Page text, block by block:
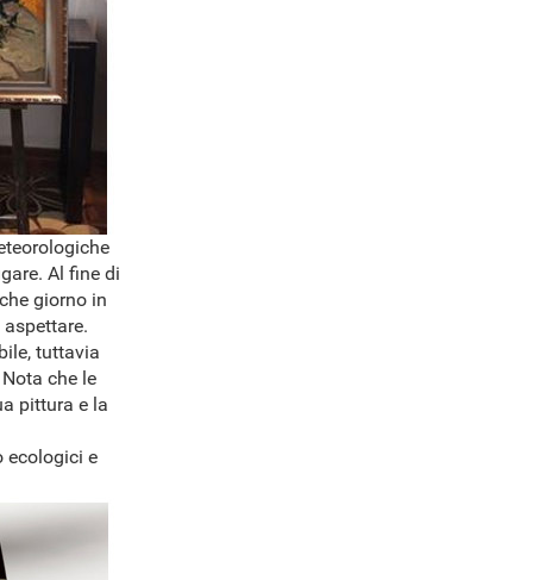
Al fine di
giorno in
tuttavia
che le
pittura e la
ecologici e